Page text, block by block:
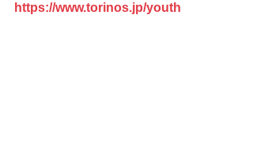
https://www.torinos.jp/youth